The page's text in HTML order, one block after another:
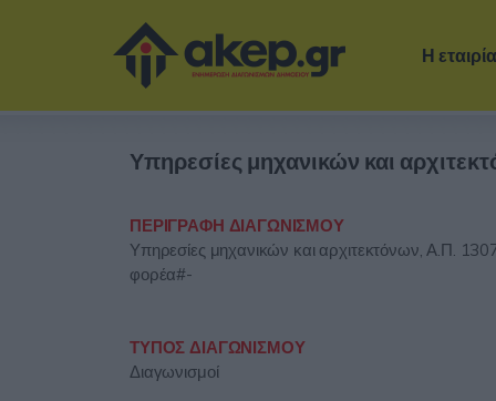
Η εταιρία
Υπηρεσίες μηχανικών και
ΠΕΡΙΓΡΑΦΗ ΔΙΑΓΩΝΙΣΜΟΥ
Υπηρεσίες μηχανικών και αρχιτεκτόνων, Α.Π.
φορέα#-
ΤΥΠΟΣ ΔΙΑΓΩΝΙΣΜΟΥ
Διαγωνισμοί